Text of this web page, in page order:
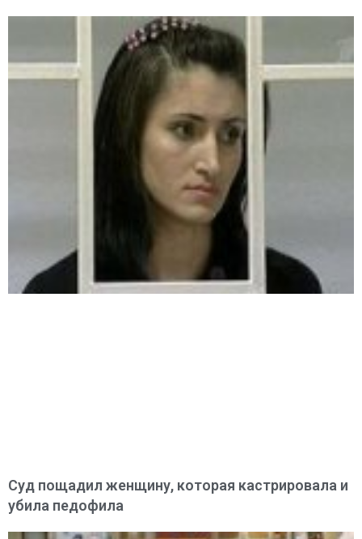
Суд пощадил женщину, которая кастрировала и
убила педофила